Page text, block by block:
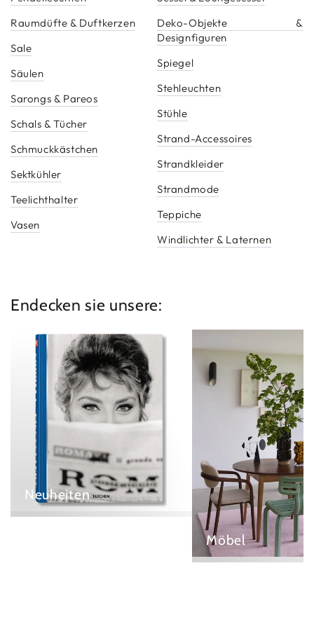
Raumdüfte & Duftkerzen
Sale
Säulen
Sarongs & Pareos
Schals & Tücher
Schmuckkästchen
Sektkühler
Teelichthalter
Vasen
Deko-Objekte &
Designfiguren
Spiegel
Stehleuchten
Stühle
Strand-Accessoires
Strandkleider
Strandmode
Teppiche
Windlichter & Laternen
Endecken sie unsere:
Neuheiten
Neuheiten
Möbel